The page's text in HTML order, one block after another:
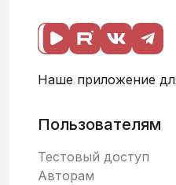
Наше приложение
Пользователям
Тестовый доступ
Авторам